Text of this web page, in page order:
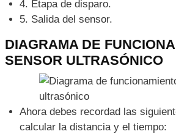
4. Etapa de disparo.
5. Salida del sensor.
DIAGRAMA DE
SENSOR ULTRASÓNICO
Ahora debes recordad las
calcular la distancia y el tiempo: